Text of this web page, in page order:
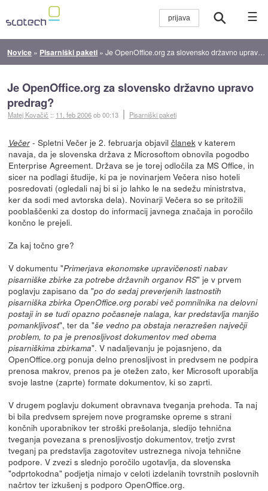
☰
Novice » Pisarniški paketi »Je OpenOffice.org za slovensko državno upravo predrag?
Je OpenOffice.org za slovensko državno upravo
predrag?
Matej Kovačič :: 11. feb 2006ob 00:13 Pisarniški paketi
Večer- Spletni Večer je 2. februarja objavil članek v katerem
navaja, da je slovenska država z Microsoftom obnovila pogodbo
Enterprise Agreement. Država se je torej odločila za MS Office, in
sicer na podlagi študije, ki pa je novinarjem Večera niso hoteli
posredovati (ogledali naj bi si jo lahko le na sedežu ministrstva,
ker da sodi med avtorska dela). Novinarji Večera so se pritožili
pooblaščenki za dostop do informacij javnega značaja in poročilo
končno le prejeli.
Za kaj točno gre?
V dokumentu "Primerjava ekonomske upravičenosti nabav
pisarniške zbirke za potrebe državnih organov RS" je v prvem
poglavju zapisano da "po do sedaj preverjenih lastnostih
pisarniška zbirka OpenOffice.org porabi več pomnilnika na delovni
postaji in se tudi opazno počasneje nalaga, kar predstavlja manjšo
pomankljivost", ter da "še vedno pa obstaja nerazrešen največji
problem, to pa je prenosljivost dokumentov med obema
pisarniškima zbirkama". V nadaljevanju je pojasnjeno, da
OpenOffice.org ponuja delno prenosljivost in predvsem ne podpira
prenosa makrov, prenos pa je otežen zato, ker Microsoft uporablja
svoje lastne (zaprte) formate dokumentov, ki so zaprti.
V drugem poglavju dokument obravnava tveganja prehoda. Ta naj
bi bila predvsem sprejem nove programske opreme s strani
končnih uporabnikov ter stroški prešolanja, sledijo tehnična
tveganja povezana s prenosljivostjo dokumentov, tretjo zvrst
tveganj pa predstavlja zagotovitev ustreznega nivoja tehnične
podpore. V zvezi s slednjo poročilo ugotavlja, da slovenska
"odprtokodna" podjetja nimajo v celoti izdelanih tovrstnih poslovnih
načrtov ter izkušenj s podporo OpenOffice.org.